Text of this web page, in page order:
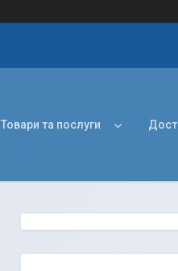
Товари та послуги